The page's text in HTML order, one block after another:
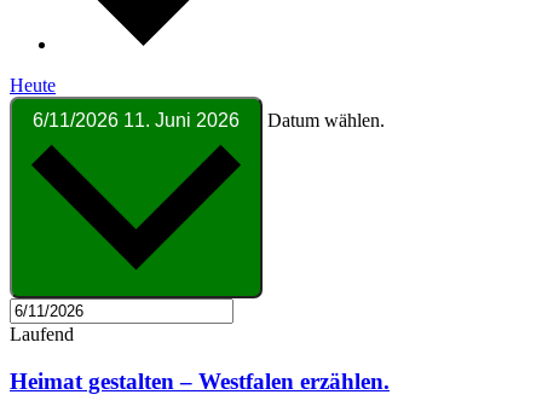
Heute
6/11/2026 11. Juni 2026 Datum wählen.
Laufend
Heimat gestalten – Westfalen erzählen.